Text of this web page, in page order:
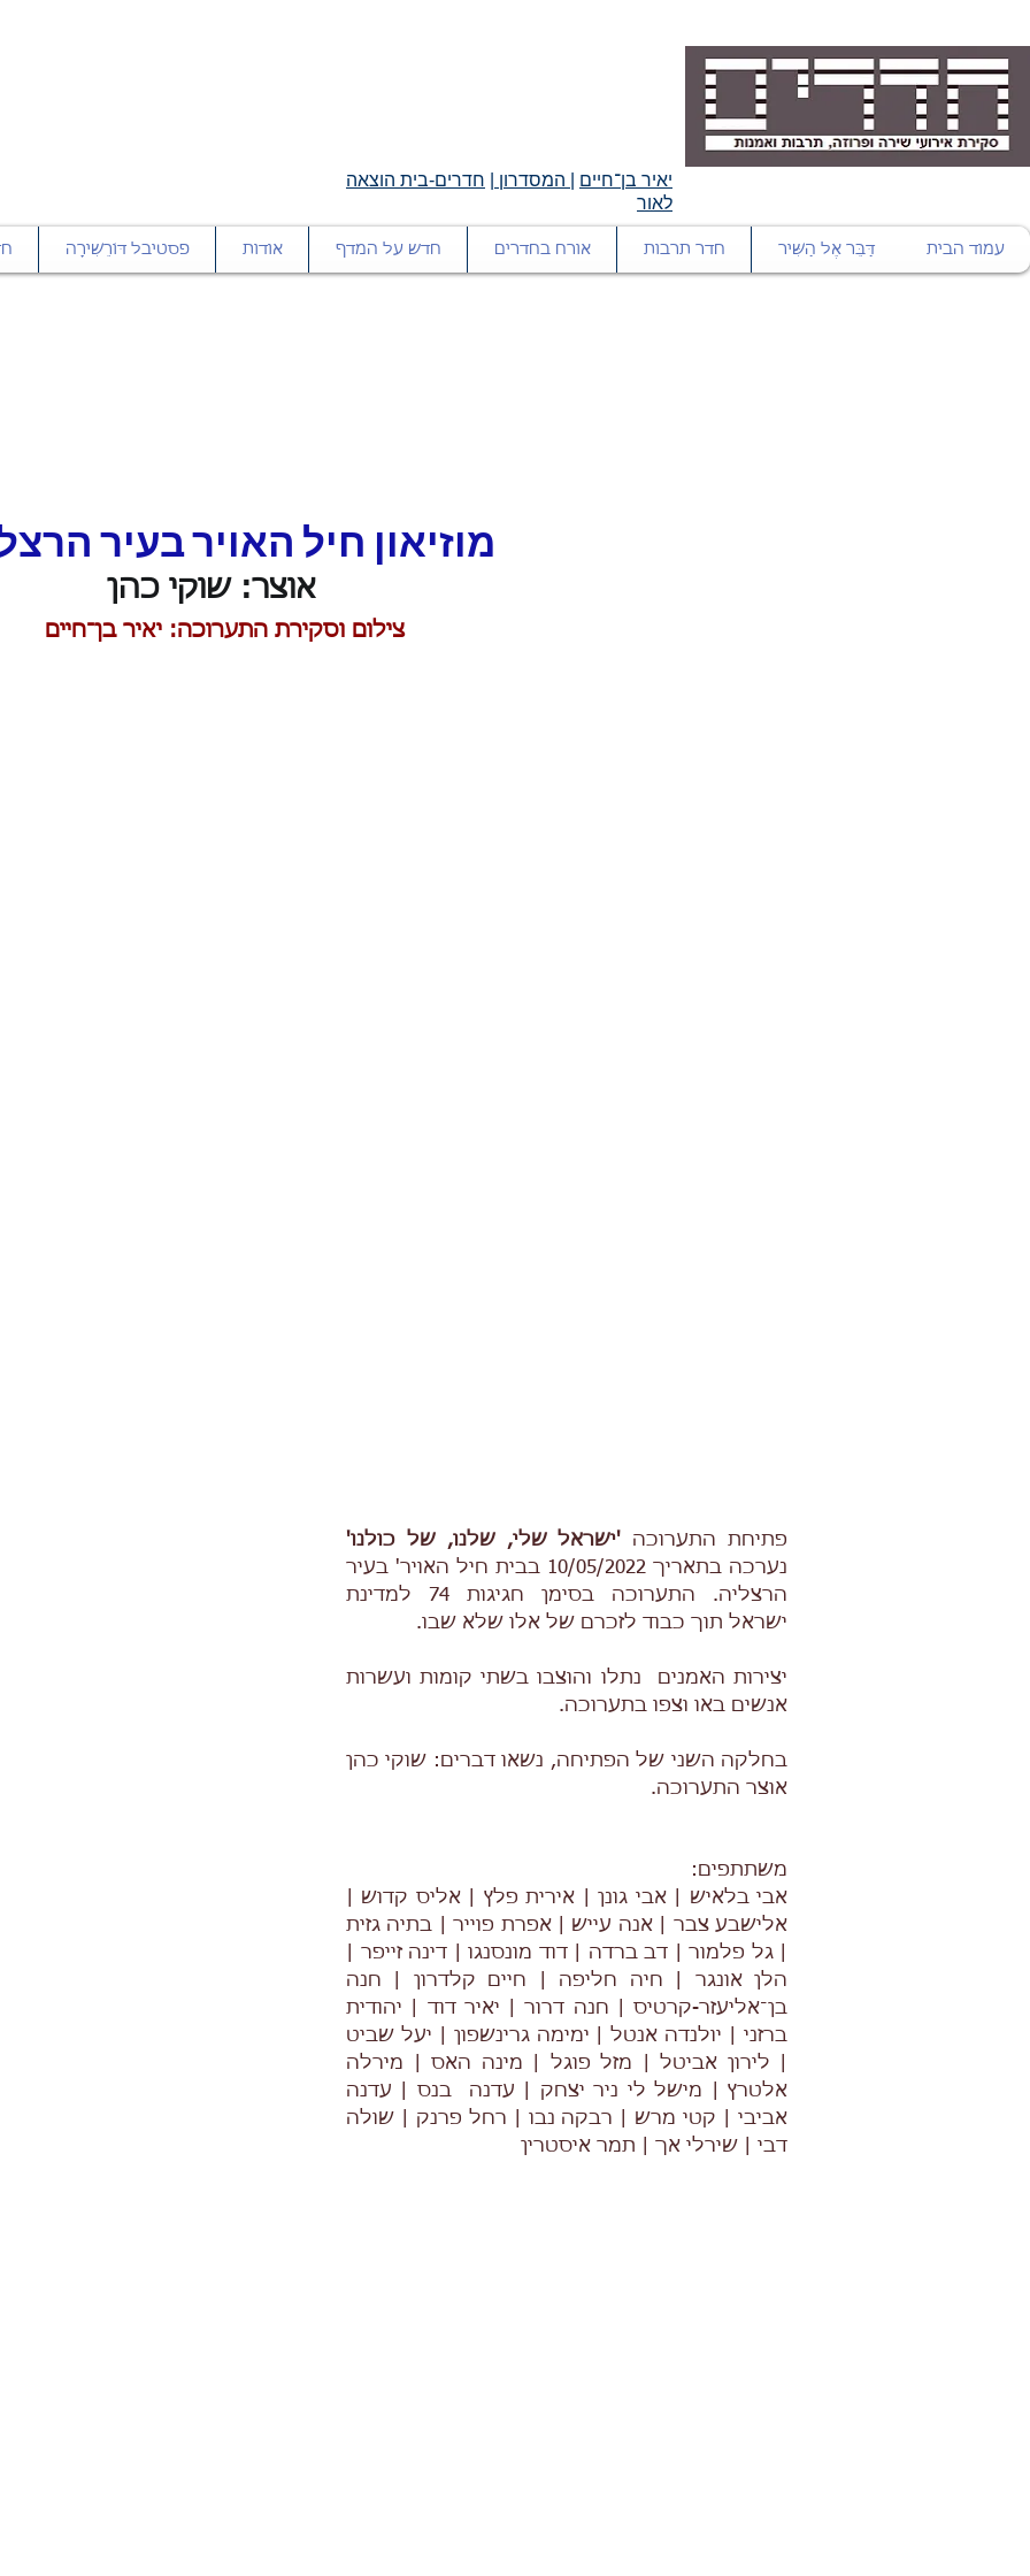
יאיר בן־חיים המסדרון
חדרים-בית הוצאה
לאור
עמוד הבית דַּבֵּר אֶל הַשִּׁיר חדר תרבות אורח בחדרים חדש על המדף אודות פסטיבל דּוֹרֵשִׁירָה
מוזיאון חיל האויר בעיר
אוצר: שוקי כהן
צילום וסקירת התערוכה: יאיר בן־חיים
פתיחת התערוכה 'ישראל שלי, שלנו, של כולנו'
נערכה בתאריך 10/05/2022 בבית חיל האויר' בעיר
הרצליה. התערוכה בסימן חגיגות 74 למדינת
ישראל תוך כבוד לזכרם של אלו שלא שבו.
יצירות האמנים נתלו והוצבו בשתי קומות ועשרות
אנשים באו וצפו בתערוכה.
בחלקה השני של הפתיחה, נשאו דברים: שוקי כהן
אוצר התערוכה.
משתתפים:
אבי בלאיש | אבי גונן | אירית פלץ | אליס קדוש |
אלישבע צבר | אנה עייש | אפרת פוייר | בתיה גזית
| גל פלמור | דב ברדה | דוד מונסנגו | דינה זייפר |
הלן אונגר | חיה חליפה | חיים קלדרון | חנה
בן־אליעזר-קרטיס | חנה דרור | יאיר דוד | יהודית
ברזני | יולנדה אנטל | ימימה גרינשפון | יעל שביט
| לירון אביטל | מזל פוגל | מינה האס | מירלה
אלטרץ | מישל לי ניר יצחק | עדנה בנס | עדנה
אביבי | קטי מרש | רבקה נבו | רחל פרנק | שולה
דבי | שירלי אך | תמר איסטרין